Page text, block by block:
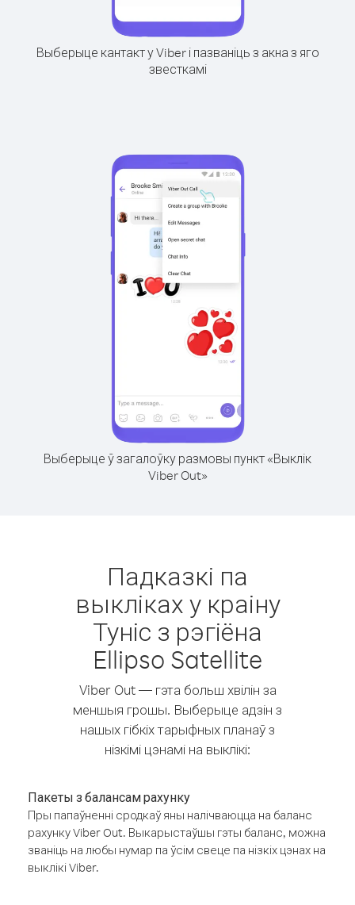
Выберыце кантакт у Viber і пазваніць з акна з яго
звесткамі
Выберыце ў загалоўку размовы пункт «Выклік
Viber Out»
Падказкі па
выкліках у краіну
Туніс з рэгіёна
Ellipso Satellite
Viber Out — гэта больш хвілін за
меншыя грошы. Выберыце адзін з
нашых гібкіх тарыфных планаў з
нізкімі цэнамі на выклікі:
Пакеты з балансам рахунку
Пры папаўненні сродкаў яны налічваюцца на баланс
рахунку Viber Out. Выкарыстаўшы гэты баланс, можна
званіць на любы нумар па ўсім свеце па нізкіх цэнах на
выклікі Viber.